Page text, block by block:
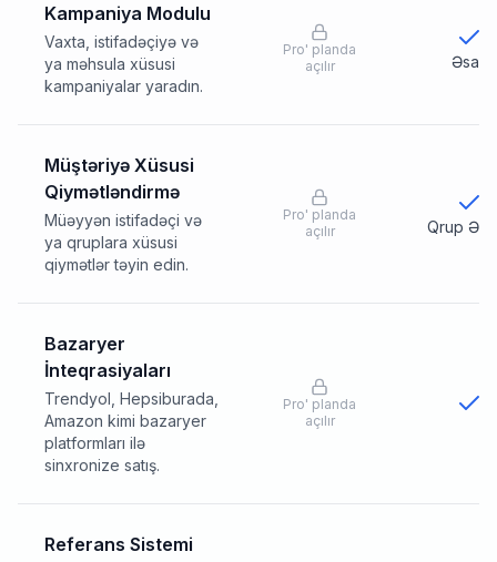
Kampaniya Modulu
Vaxta, istifadəçiyə və
ya məhsula xüsusi
kampaniyalar yaradın.
Pro' planda
açılır
Əsas
Müştəriyə Xüsusi
Qiymətləndirmə
Müəyyən istifadəçi və
ya qruplara xüsusi
qiymətlər təyin edin.
Pro' planda
açılır
Qrup
Bazaryer
İnteqrasiyaları
Trendyol, Hepsiburada,
Amazon kimi bazaryer
platformları ilə
sinxronize satış.
Pro' planda
açılır
Referans Sistemi